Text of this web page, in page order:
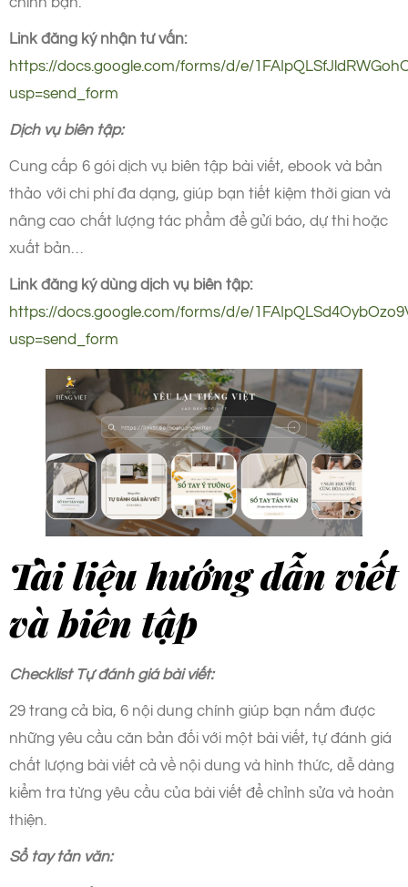
Link đăng ký nhận tư vấn:
https://docs.google.com/forms/d/e/
usp=send_form
Dịch vụ biên tập:
Cung cấp 6 gói dịch vụ biên tập bài viết, ebook và bản
thảo với chi phí đa dạng, giúp bạn tiết kiệm thời gian và
nâng cao chất lượng tác phẩm để gửi báo, dự thi hoặc
xuất bản…
Link đăng ký dùng dịch vụ biên tập:
https://docs.google.com/forms/d/e/
usp=send_form
Tài liệu hướng dẫn viết
và biên tập
Checklist Tự đánh giá bài viết:
29 trang cả bìa, 6 nội dung chính giúp bạn nắm được
những yêu cầu căn bản đối với một bài viết, tự đánh giá
chất lượng bài viết cả về nội dung và hình thức, dễ dàng
kiểm tra từng yêu cầu của bài viết để chỉnh sửa và hoàn
thiện.
Sổ tay tản văn: